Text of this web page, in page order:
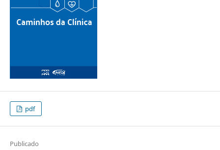
pdf
Publicado